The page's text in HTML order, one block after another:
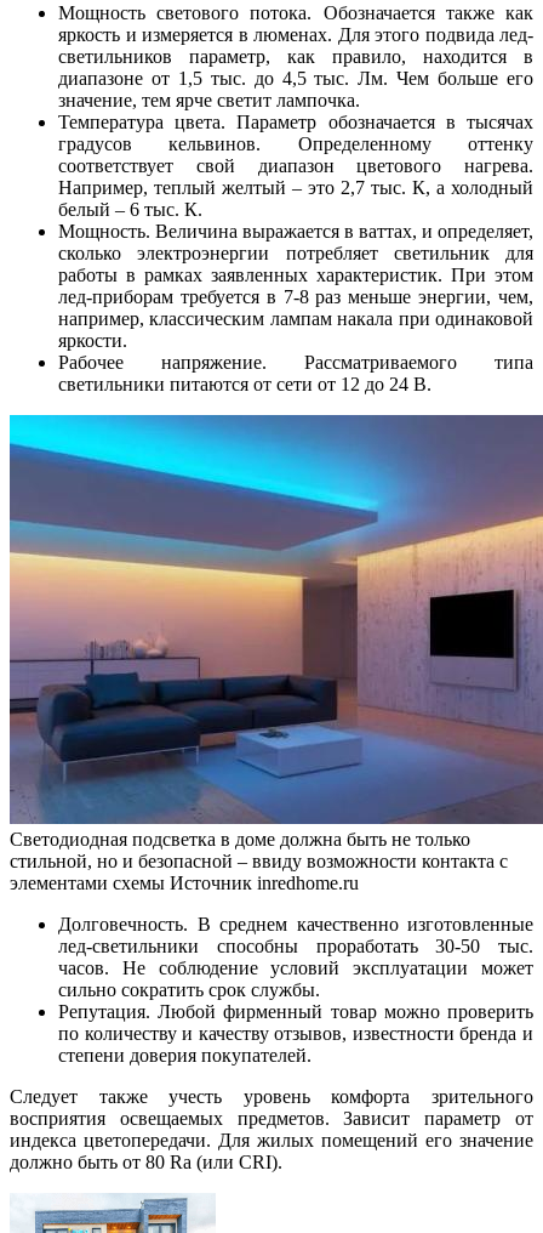
Мощность светового потока. Обозначается также как
яркость и измеряется в люменах. Для этого подвида лед-
светильников параметр, как правило, находится в
диапазоне от 1,5 тыс. до 4,5 тыс. Лм. Чем больше его
значение, тем ярче светит лампочка.
Температура цвета. Параметр обозначается в тысячах
градусов кельвинов. Определенному оттенку
соответствует свой диапазон цветового нагрева.
Например, теплый желтый – это 2,7 тыс. К, а холодный
белый – 6 тыс. К.
Мощность. Величина выражается в ваттах, и определяет,
сколько электроэнергии потребляет светильник для
работы в рамках заявленных характеристик. При этом
лед-приборам требуется в 7-8 раз меньше энергии, чем,
например, классическим лампам накала при одинаковой
яркости.
Рабочее напряжение. Рассматриваемого типа
светильники питаются от сети от 12 до 24 В.
Светодиодная подсветка в доме должна быть не только
стильной, но и безопасной – ввиду возможности контакта с
элементами схемы Источник inredhome.ru
Долговечность. В среднем качественно изготовленные
лед-светильники способны проработать 30-50 тыс.
часов. Не соблюдение условий эксплуатации может
сильно сократить срок службы.
Репутация. Любой фирменный товар можно проверить
по количеству и качеству отзывов, известности бренда и
степени доверия покупателей.
Следует также учесть уровень комфорта зрительного
восприятия освещаемых предметов. Зависит параметр от
индекса цветопередачи. Для жилых помещений его значение
должно быть от 80 Ra (или CRI).